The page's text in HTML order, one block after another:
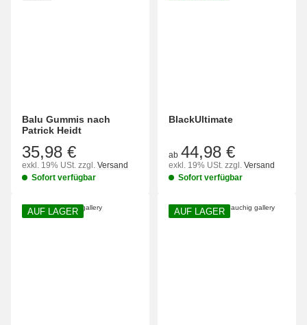
Balu Gummis nach
Patrick Heidt
35,98 €
exkl. 19% USt. zzgl. Versand
Sofort verfügbar
BlackUltimate
ab 44,98 €
exkl. 19% USt. zzgl. Versand
Sofort verfügbar
AUF LAGER AUF LAGER